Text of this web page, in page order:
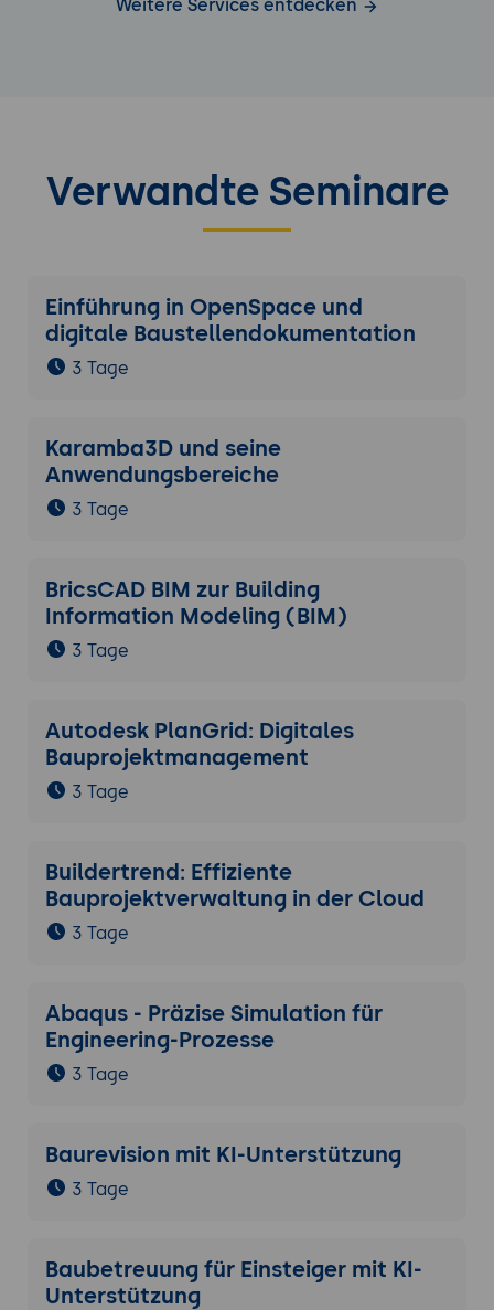
Weitere Services entdecken
Verwandte Seminare
Einführung in OpenSpace und
digitale Baustellendokumentation
3 Tage
Karamba3D und seine
Anwendungsbereiche
3 Tage
BricsCAD BIM zur Building
Information Modeling (BIM)
3 Tage
Autodesk PlanGrid: Digitales
Bauprojektmanagement
3 Tage
Buildertrend: Effiziente
Bauprojektverwaltung in der Cloud
3 Tage
Abaqus - Präzise Simulation für
Engineering-Prozesse
3 Tage
Baurevision mit KI-Unterstützung
3 Tage
Baubetreuung für Einsteiger mit KI-
Unterstützung